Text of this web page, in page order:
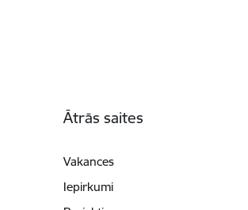
Ātrās saites
Vakances
Iepirkumi